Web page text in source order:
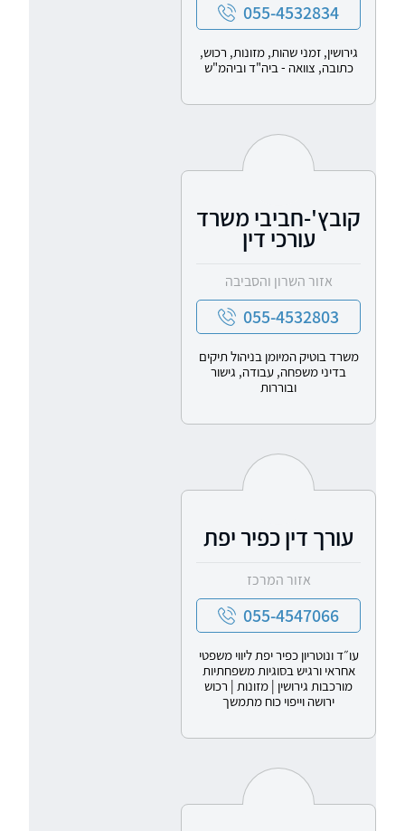
055-4532834
גירושין, זמני שהות, מזונות, רכוש,
כתובה, צוואה - ביה"ד וביהמ"ש
קובץ'-חביבי משרד
עורכי דין
אזור השרון והסביבה
055-4532803
משרד בוטיק המיומן בניהול תיקים
בדיני משפחה, עבודה, גישור
ובוררות
עורך דין כפיר יפת
אזור המרכז
055-4547066
עו״ד ונוטריון כפיר יפת ליווי משפטי
אחראי ורגיש בסוגיות משפחתיות
מורכבות גירושין | מזונות | רכוש
ירושה וייפוי כוח מתמשך